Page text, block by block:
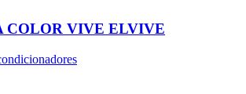
COLOR VIVE ELVIVE